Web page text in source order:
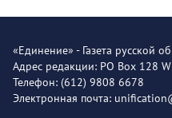
«Единение» - Газета русской
Адрес редакции: PO Box 128
Телефон: (612) 9808 6678
Электронная почта: